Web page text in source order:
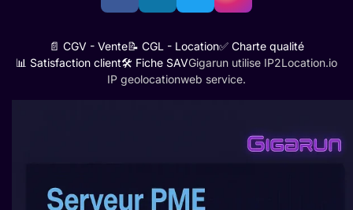
📄 CGV - Vente📝 CGL - Location✅ Charte qualité
📊 Satisfaction client🛠️ Fiche SAVGigarun utilise IP2Location.io
IP geolocationweb service.